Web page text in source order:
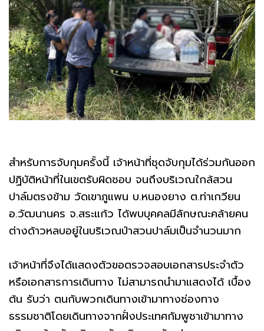
สำหรับการจับกุมครั้งนี้ เจ้าหน้าที่ชุดจับกุมได้ร่วมกันออก
ปฏิบัติหน้าที่ในเขตรับผิดชอบ จนถึงบริเวณใกล้สวน
ปาล์มตรงข้าม วัดเขาภูแพน บ.หนองยาง ต.ท่าเกวียน
อ.วัฒนานคร จ.สระแก้ว ได้พบบุคคลมีลักษณะคล้ายคน
ต่างด้าวหลบอยู่ในบริเวณป่าสวนปาล์มเป็นจำนวนมาก
เจ้าหน้าที่จึงได้แสดงตัวขอตรวจสอบเอกสารประจำตัว
หรือเอกสารการเดินทาง ไม่สามารถนำมาแสดงได้ เบื้อง
ต้น รับว่า ตนกับพวกเดินทางเข้ามาทางช่องทาง
ธรรมชาติโดยเดินทางจากฝั่งประเทศกัมพูชาเข้ามาทาง